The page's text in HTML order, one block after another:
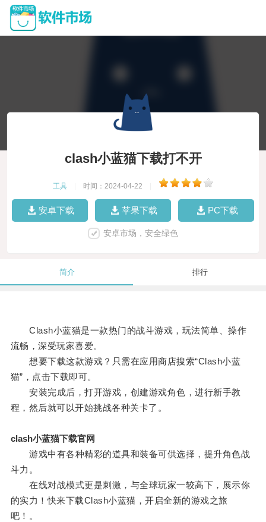
clash小蓝猫下载打不开
工具 时间：2024-04-22
安卓下载 苹果下载 PC下载
安卓市场，安全绿色
简介 排行
Clash小蓝猫是一款热门的战斗游戏，玩法简单、操作
流畅，深受玩家喜爱。
想要下载这款游戏？只需在应用商店搜索“Clash小蓝
猫”，点击下载即可。
安装完成后，打开游戏，创建游戏角色，进行新手教
程，然后就可以开始挑战各种关卡了。
clash小蓝猫下载官网
游戏中有各种精彩的道具和装备可供选择，提升角色战
斗力。
在线对战模式更是刺激，与全球玩家一较高下，展示你
的实力！快来下载Clash小蓝猫，开启全新的游戏之旅
吧！。